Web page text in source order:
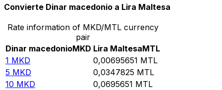
Convierte Dinar macedonio a Lira Maltesa
Rate information of MKD/MTL currency
pair
Dinar macedonioMKD Lira MaltesaMTL
1 MKD 0,00695651 MTL
5 MKD 0,0347825 MTL
10 MKD 0,0695651 MTL